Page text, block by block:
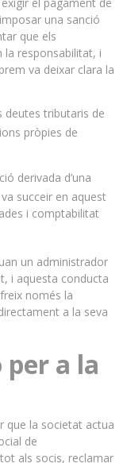
una sanció
que els
la responsabilitat, i
va deixar clara la
deutes tributaris de
pròpies de
derivada d’una
succeir en aquest
i comptabilitat
un administrador
i aquesta conducta
només la
a la seva
a la
que la societat actua
de
als socis, reclamar